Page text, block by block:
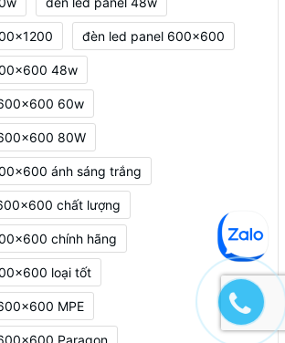
đèn led panel 600x600
48w
60w
80W
ánh sáng trắng
chất lượng
chính hãng
loại tốt
MPE